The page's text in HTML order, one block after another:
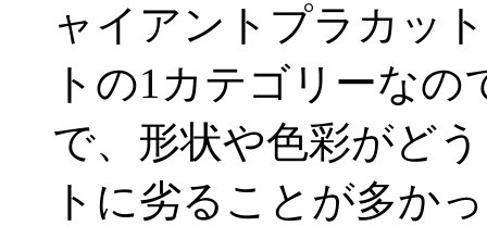
ャイアントプラカッ
トの1カテゴリーな
で、形状や色彩がど
トに劣ることが多か